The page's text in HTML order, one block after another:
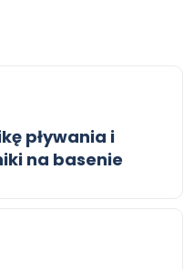
pływania i
na basenie